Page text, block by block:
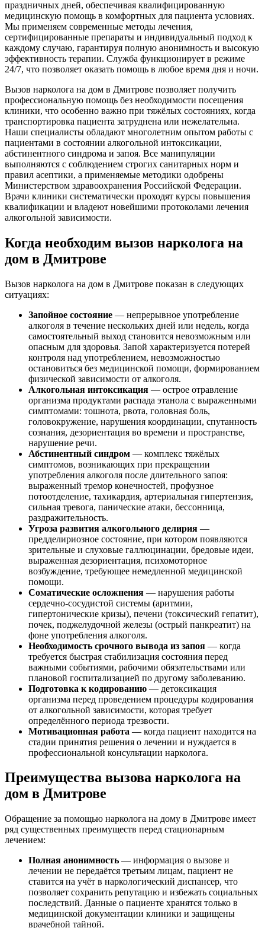
праздничных дней, обеспечивая квалифицированную
медицинскую помощь в комфортных для пациента условиях.
Мы применяем современные методы лечения,
сертифицированные препараты и индивидуальный подход к
каждому случаю, гарантируя полную анонимность и высокую
эффективность терапии. Служба функционирует в режиме
24/7, что позволяет оказать помощь в любое время дня и ночи.
Вызов нарколога на дом в Дмитрове позволяет получить
профессиональную помощь без необходимости посещения
клиники, что особенно важно при тяжёлых состояниях, когда
транспортировка пациента затруднена или нежелательна.
Наши специалисты обладают многолетним опытом работы с
пациентами в состоянии алкогольной интоксикации,
абстинентного синдрома и запоя. Все манипуляции
выполняются с соблюдением строгих санитарных норм и
правил асептики, а применяемые методики одобрены
Министерством здравоохранения Российской Федерации.
Врачи клиники систематически проходят курсы повышения
квалификации и владеют новейшими протоколами лечения
алкогольной зависимости.
Когда необходим вызов нарколога на
дом в Дмитрове
Вызов нарколога на дом в Дмитрове показан в следующих
ситуациях:
Запойное состояние — непрерывное употребление
алкоголя в течение нескольких дней или недель, когда
самостоятельный выход становится невозможным или
опасным для здоровья. Запой характеризуется потерей
контроля над употреблением, невозможностью
остановиться без медицинской помощи, формированием
физической зависимости от алкоголя.
Алкогольная интоксикация — острое отравление
организма продуктами распада этанола с выраженными
симптомами: тошнота, рвота, головная боль,
головокружение, нарушения координации, спутанность
сознания, дезориентация во времени и пространстве,
нарушение речи.
Абстинентный синдром — комплекс тяжёлых
симптомов, возникающих при прекращении
употребления алкоголя после длительного запоя:
выраженный тремор конечностей, профузное
потоотделение, тахикардия, артериальная гипертензия,
сильная тревога, панические атаки, бессонница,
раздражительность.
Угроза развития алкогольного делирия —
предделириозное состояние, при котором появляются
зрительные и слуховые галлюцинации, бредовые идеи,
выраженная дезориентация, психомоторное
возбуждение, требующее немедленной медицинской
помощи.
Соматические осложнения — нарушения работы
сердечно-сосудистой системы (аритмии,
гипертонические кризы), печени (токсический гепатит),
почек, поджелудочной железы (острый панкреатит) на
фоне употребления алкоголя.
Необходимость срочного вывода из запоя — когда
требуется быстрая стабилизация состояния перед
важными событиями, рабочими обязательствами или
плановой госпитализацией по другому заболеванию.
Подготовка к кодированию — детоксикация
организма перед проведением процедуры кодирования
от алкогольной зависимости, которая требует
определённого периода трезвости.
Мотивационная работа — когда пациент находится на
стадии принятия решения о лечении и нуждается в
профессиональной консультации нарколога.
Преимущества вызова нарколога на
дом в Дмитрове
Обращение за помощью нарколога на дому в Дмитрове имеет
ряд существенных преимуществ перед стационарным
лечением:
Полная анонимность — информация о вызове и
лечении не передаётся третьим лицам, пациент не
ставится на учёт в наркологический диспансер, что
позволяет сохранить репутацию и избежать социальных
последствий. Данные о пациенте хранятся только в
медицинской документации клиники и защищены
врачебной тайной.